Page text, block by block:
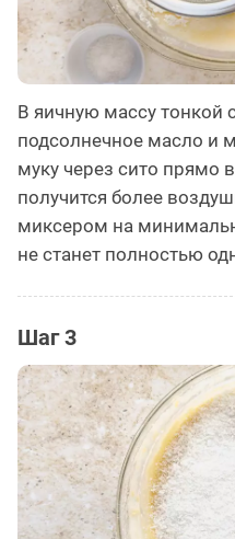
В яичную массу тонкой
подсолнечное масло и
муку через сито прямо
получится более
миксером на
не станет полностью
Шаг 3